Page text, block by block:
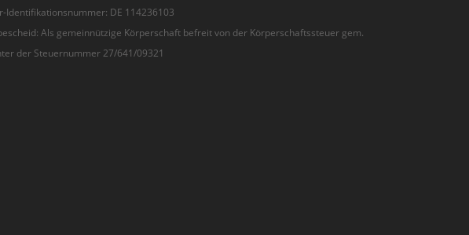
Identifikationsnummer: DE 114236103
Als gemeinnützige Körperschaft befreit von der Körperschaftssteuer gem.
der Steuernummer 27/641/09321